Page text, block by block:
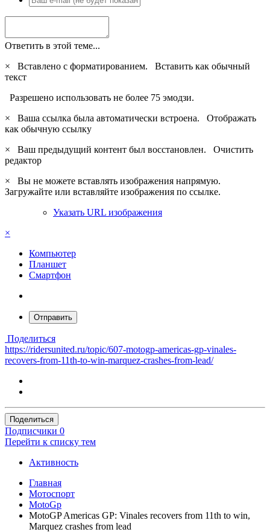
Ответить в этой теме...
×
Вставлено с форматированием. Вставить как обычный
текст
Разрешено использовать не более 75 эмодзи.
×
Ваша ссылка была автоматически встроена. Отображать
как обычную ссылку
×
Ваш предыдущий контент был восстановлен. Очистить
редактор
×
Вы не можете вставлять изображения напрямую.
Загружайте или вставляйте изображения по ссылке.
Указать URL изображения
×
Компьютер
Планшет
Смартфон
Отправить
Поделиться
https://ridersunited.ru/topic/607-motogp-americas-gp-vinales-
recovers-from-11th-to-win-marquez-crashes-from-lead/
Поделиться
Подписчики 0
Перейти к списку тем
Активность
Главная
Мотоспорт
MotoGp
MotoGP Americas GP: Vinales recovers from 11th to win,
Marquez crashes from lead